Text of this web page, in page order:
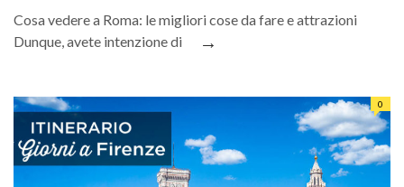
Cosa vedere a Roma: le migliori cose da fare e attrazioni
Dunque, avete intenzione di
→
0